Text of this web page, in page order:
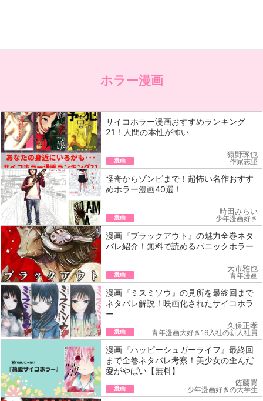
ホラー漫画
サイコホラー漫画おすすめランキング
21！人間の本性が怖い
漫画
猿野琢也
作家志望
怪奇からゾンビまで！超怖い名作おすす
めホラー漫画40選！
漫画
時田みらい
少年漫画好き
漫画『ブラックアウト』の魅力全巻ネタ
バレ紹介！無料で読めるパニックホラー
漫画
大市雅也
青年漫画
漫画『ミスミソウ』の見所を最終回まで
ネタバレ解説！映画化されたサイコホラ
ー
漫画
久保正孝
青年漫画大好き16入社の新人社員
漫画『ハッピーシュガーライフ』最終回
まで全巻ネタバレ考察！美少女の歪んだ
愛がやばい【無料】
漫画
佐藤翼
少年漫画好きの大学生